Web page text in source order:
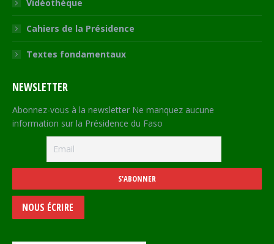
Vidéothèque
Cahiers de la Présidence
Textes fondamentaux
NEWSLETTER
Abonnez-vous à la newsletter Ne manquez aucune
information sur la Présidence du Faso
NOUS ÉCRIRE